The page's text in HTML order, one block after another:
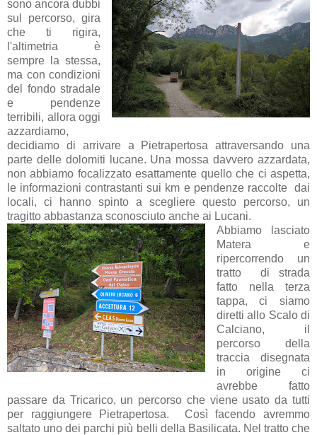
sono ancora dubbi
sul percorso, gira
che ti rigira,
l'altimetria è
sempre la stessa,
ma con condizioni
del fondo stradale
e pendenze
terribili, allora oggi
azzardiamo,
decidiamo di arrivare a Pietrapertosa attraversando una
parte delle dolomiti lucane. Una mossa davvero azzardata,
non abbiamo focalizzato esattamente quello che ci aspetta,
le informazioni contrastanti sui km e pendenze raccolte dai
locali, ci hanno spinto a scegliere questo percorso, un
tragitto abbastanza sconosciuto anche ai Lucani.
Abbiamo lasciato
Matera e
ripercorrendo un
tratto di strada
fatto nella terza
tappa, ci siamo
diretti allo Scalo di
Calciano, il
percorso della
traccia disegnata
in origine ci
avrebbe fatto
passare da Tricarico, un percorso che viene usato da tutti
per raggiungere Pietrapertosa. Così facendo avremmo
saltato uno dei parchi più belli della Basilicata. Nel tratto che